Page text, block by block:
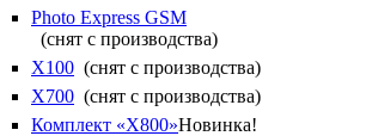
Photo Express GSM
(снят с производства)
X100 (снят с производства)
X700 (снят с производства)
Комплект «X800»Новинка!